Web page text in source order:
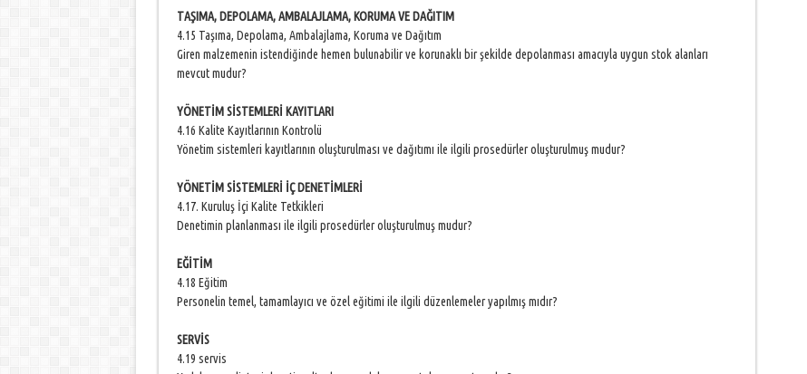
TAŞIMA, DEPOLAMA, AMBALAJLAMA, KORUMA VE DAĞITIM
4.15 Taşıma, Depolama, Ambalajlama, Koruma ve Dağıtım
Giren malzemenin istendiğinde hemen bulunabilir ve korunaklı bir şekilde depolanması amacıyla uygun stok alanları
mevcut mudur?
YÖNETİM SİSTEMLERİ KAYITLARI
4.16 Kalite Kayıtlarının Kontrolü
Yönetim sistemleri kayıtlarının oluşturulması ve dağıtımı ile ilgili prosedürler oluşturulmuş mudur?
YÖNETİM SİSTEMLERİ İÇ DENETİMLERİ
4.17. Kuruluş İçi Kalite Tetkikleri
Denetimin planlanması ile ilgili prosedürler oluşturulmuş mudur?
EĞİTİM
4.18 Eğitim
Personelin temel, tamamlayıcı ve özel eğitimi ile ilgili düzenlemeler yapılmış mıdır?
SERVİS
4.19 servis